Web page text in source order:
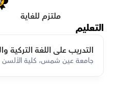
ملتزم للغاية
التعليم
التدريب على اللغة التركية
جامعة عين شمس، كلية الألسن